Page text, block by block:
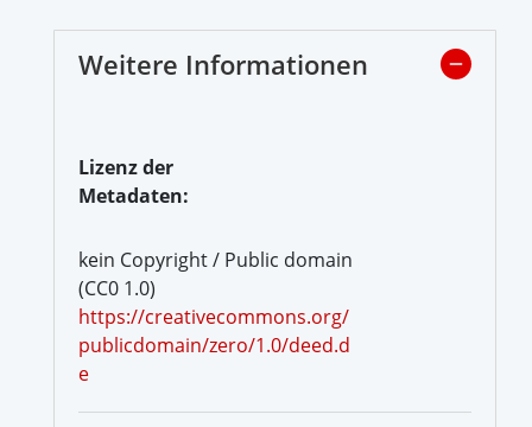
Weitere Informationen
Lizenz der
Metadaten:
kein Copyright / Public domain
(CC0 1.0)
https://creativecommons.org/
publicdomain/zero/1.0/deed.d
e